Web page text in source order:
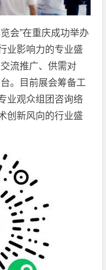
会”在重庆成功举办
业影响力的专业盛
流推广、供需对
。目前展会筹备工
业观众组团咨询络
创新风向的行业盛